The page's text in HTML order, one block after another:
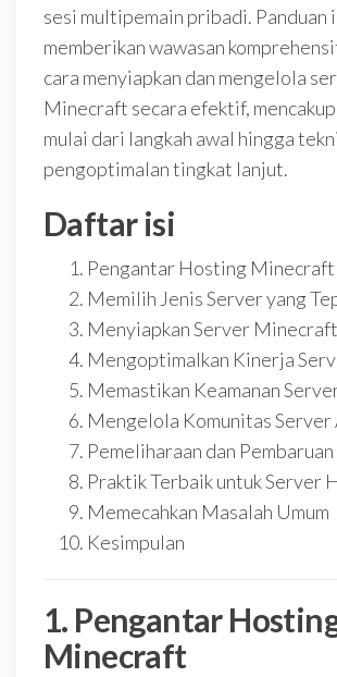
sesi multipemain pribadi. Panduan
memberikan wawasan
cara menyiapkan dan mengelola
Minecraft secara efektif,
mulai dari langkah awal hingga
pengoptimalan tingkat lanjut.
Daftar isi
Pengantar Hosting Minecraft
Memilih Jenis Server yang
Menyiapkan Server
Mengoptimalkan Kinerja
Memastikan Keamanan
Mengelola Komunitas Server
Pemeliharaan dan
Praktik Terbaik untuk Server
Memecahkan Masalah Umum
Kesimpulan
1. Pengantar
Minecraft